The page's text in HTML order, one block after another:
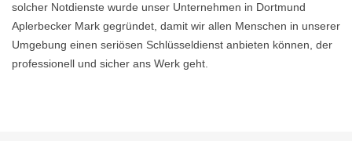
solcher Notdienste wurde unser Unternehmen in Dortmund
Aplerbecker Mark gegründet, damit wir allen Menschen in unserer
Umgebung einen seriösen Schlüsseldienst anbieten können, der
professionell und sicher ans Werk geht.